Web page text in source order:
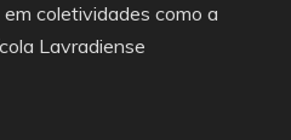
coletividades como a
Lavradiense